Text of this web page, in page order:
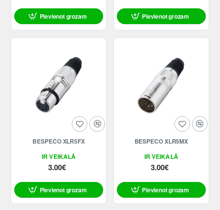
Pievienot grozam Pievienot grozam
IR VEIKALĀ
BESPECO XLR5FX
3.00€
Pievienot grozam
IR VEIKALĀ
BESPECO XLR5MX
3.00€
Pievienot grozam